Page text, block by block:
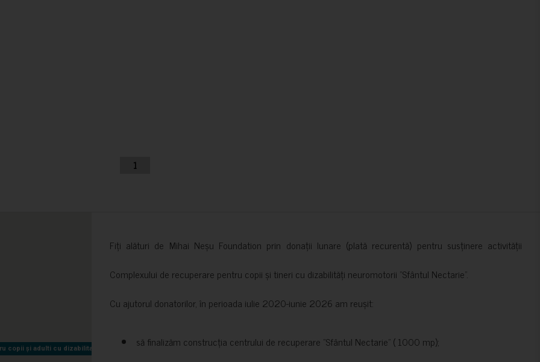
1
copii și adulti cu dizabilitati neuromotorii Sfântul Nectarie
copii și adulti cu dizabilitati neuromotorii Sfântul Nectarie
Fiți alături de Mihai Neșu Foundation prin donații lunare (plată recurentă) pentru susținere activității
Complexului de recuperare pentru copii și tineri cu dizabilități neuromotorii ”Sfântul Nectarie”.
Cu ajutorul donatorilor, în perioada iulie 2020-iunie 2026 am reușit:
să finalizăm construcția centrului de recuperare ”Sfântul Nectarie” ( 1000 mp);